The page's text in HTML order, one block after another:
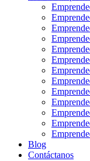
Blog
Contáctanos